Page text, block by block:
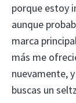
porque estoy
aunque
marca
más me
nuevamente,
buscas un